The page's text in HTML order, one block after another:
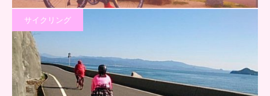
サイクリング